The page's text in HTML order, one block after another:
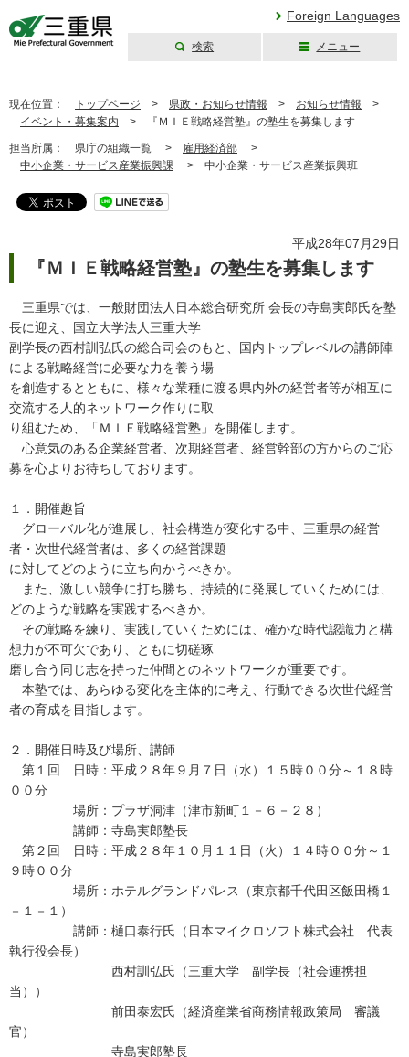
Foreign Languages
検索 メニュー
現在位置： トップページ > 県政・お知らせ情報 > お知らせ情報 >
イベント・募集案内 > 『ＭＩＥ戦略経営塾』の塾生を募集します
担当所属： 県庁の組織一覧 > 雇用経済部 >
中小企業・サービス産業振興課 > 中小企業・サービス産業振興班
平成28年07月29日
『ＭＩＥ戦略経営塾』の塾生を募集します
三重県では、一般財団法人日本総合研究所 会長の寺島実郎氏を塾
長に迎え、国立大学法人三重大学
副学長の西村訓弘氏の総合司会のもと、国内トップレベルの講師陣
による戦略経営に必要な力を養う場
を創造するとともに、様々な業種に渡る県内外の経営者等が相互に
交流する人的ネットワーク作りに取
り組むため、「ＭＩＥ戦略経営塾」を開催します。
心意気のある企業経営者、次期経営者、経営幹部の方からのご応
募を心よりお待ちしております。
１．開催趣旨
グローバル化が進展し、社会構造が変化する中、三重県の経営
者・次世代経営者は、多くの経営課題
に対してどのように立ち向かうべきか。
また、激しい競争に打ち勝ち、持続的に発展していくためには、
どのような戦略を実践するべきか。
その戦略を練り、実践していくためには、確かな時代認識力と構
想力が不可欠であり、ともに切磋琢
磨し合う同じ志を持った仲間とのネットワークが重要です。
本塾では、あらゆる変化を主体的に考え、行動できる次世代経営
者の育成を目指します。
２．開催日時及び場所、講師
第１回 日時：平成２８年９月７日（水）１５時００分～１８時
００分
場所：プラザ洞津（津市新町１－６－２８）
講師：寺島実郎塾長
第２回 日時：平成２８年１０月１１日（火）１４時００分～１
９時００分
場所：ホテルグランドパレス（東京都千代田区飯田橋１
－１－１）
講師：樋口泰行氏（日本マイクロソフト株式会社 代表
執行役会長）
西村訓弘氏（三重大学 副学長（社会連携担
当））
前田泰宏氏（経済産業省商務情報政策局 審議
官）
寺島実郎塾長